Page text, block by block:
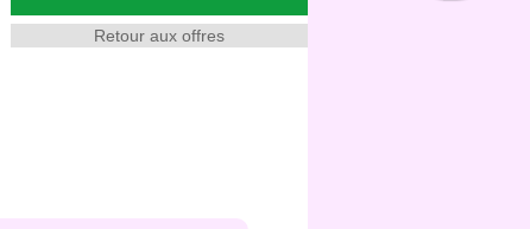
Retour aux offres